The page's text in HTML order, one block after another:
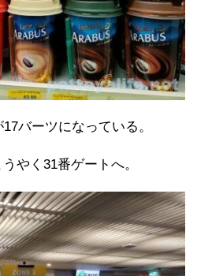
バーツになっている。
やく31番ゲートへ。